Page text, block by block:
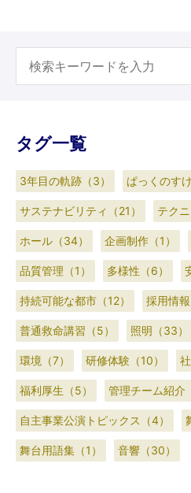
タグ一覧
3年目の軌跡（3） ぱっくのす
サステナビリティ（21） テク
ホール（34） 企画制作（1）
品質管理（1） 多様性（6）
持続可能な都市（12） 採用情報
普通救命講習（5） 照明（33）
環境（7） 研修体験（10）
福利厚生（5） 管理チーム紹介
自主事業公演トピックス（4）
舞台用語集（1） 音響（30）